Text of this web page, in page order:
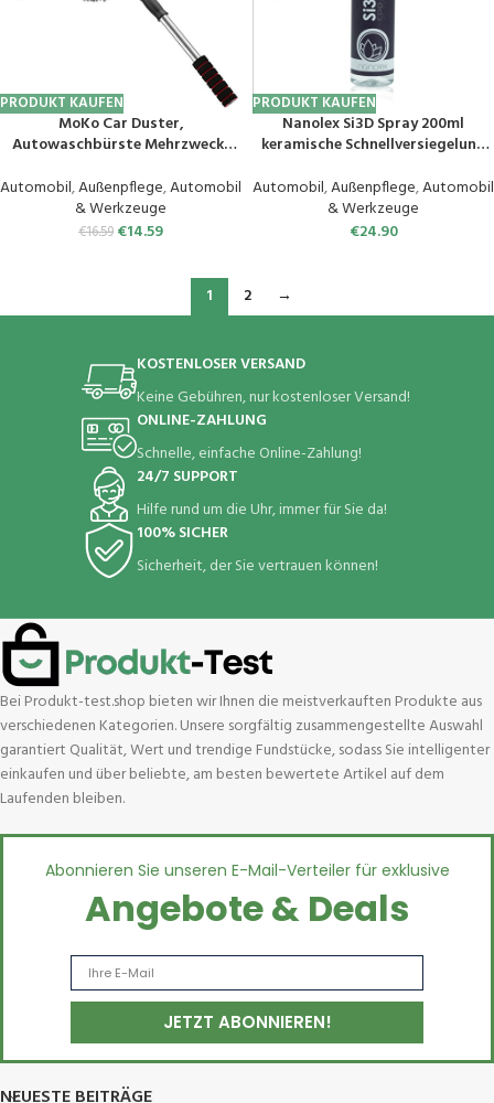
PRODUKT KAUFEN
MoKo Car Duster,
Autowaschbürste Mehrzweck-
Fahrzeug-Innen- und
Außenreinigungs-Kit mit
ausziehbarem Griff für Auto,
Automobil,Außenpflege,Automobil
& Werkzeuge
€16.59 €14.59
PRODUKT KAUFEN
Nanolex Si3D Spray 200ml
keramische Schnellversiegelung
Keramikbeschichtung ohne
Äushärtezeit
Automobil,Außenpflege,Automobil
& Werkzeuge
€24.90
1 2 →
KOSTENLOSER VERSAND
Keine Gebühren, nur kostenloser Versand!
ONLINE-ZAHLUNG
Schnelle, einfache Online-Zahlung!
24/7 SUPPORT
Hilfe rund um die Uhr, immer für Sie da!
100% SICHER
Sicherheit, der Sie vertrauen können!
Bei Produkt-test.shop bieten wir Ihnen die meistverkauften Produkte aus
verschiedenen Kategorien. Unsere sorgfältig zusammengestellte Auswahl
garantiert Qualität, Wert und trendige Fundstücke, sodass Sie intelligenter
einkaufen und über beliebte, am besten bewertete Artikel auf dem
Laufenden bleiben.
Abonnieren Sie unseren E-Mail-Verteiler für exklusive
Angebote & Deals